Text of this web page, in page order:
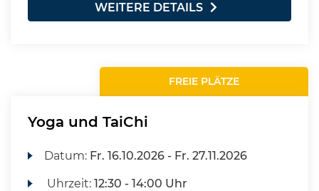
WEITERE DETAILS
FREIE PLÄTZE
Yoga und TaiChi
Datum: Fr. 16.10.2026 - Fr. 27.11.2026
Uhrzeit:12:30 - 14:00 Uhr